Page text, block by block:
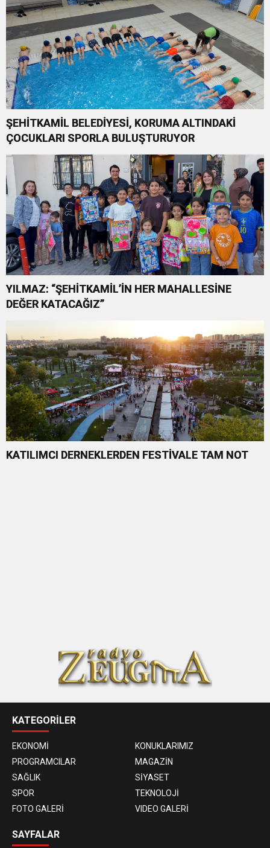
ŞEHİTKAMİL BELEDİYESİ, KORUMA ALTINDAKİ
ÇOCUKLARI SPORLA BULUŞTURUYOR
YILMAZ: “ŞEHİTKAMİL’İN HER MAHALLESİNE
DEĞER KATACAĞIZ”
KATILIMCI DERNEKLERDEN FESTİVALE TAM NOT
KATEGORİLER
EKONOMİ
KONUKLARIMIZ
PROGRAMCILAR
MAGAZİN
SAĞLIK
SİYASET
SPOR
TEKNOLOJİ
FOTO GALERİ
VIDEO GALERİ
SAYFALAR